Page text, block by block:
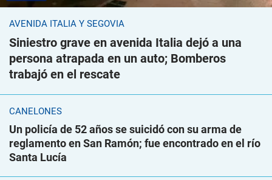
AVENIDA ITALIA Y SEGOVIA
Siniestro grave en avenida Italia dejó a una
persona atrapada en un auto; Bomberos
trabajó en el rescate
CANELONES
Un policía de 52 años se suicidó con su arma de
reglamento en San Ramón; fue encontrado en el río
Santa Lucía